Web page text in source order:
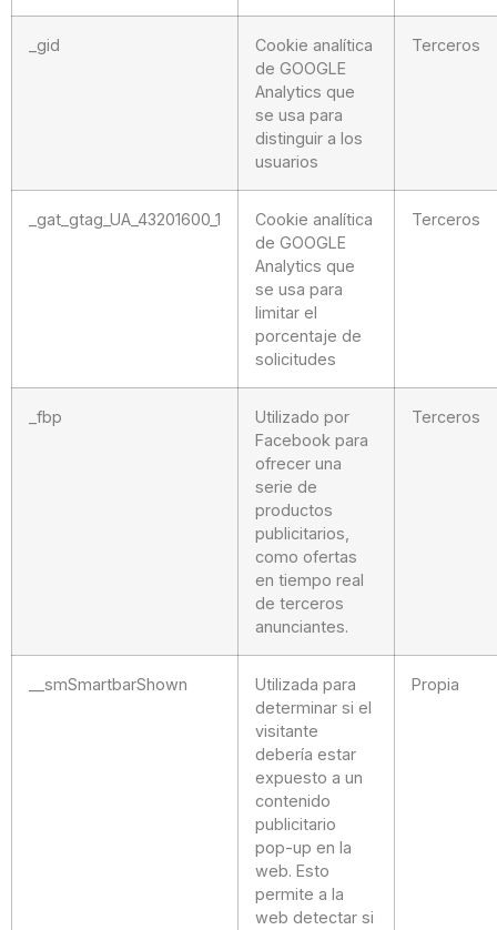
_gid
Cookie analítica
de GOOGLE
Analytics que
se usa para
distinguir a los
usuarios
Terceros
_gat_gtag_UA_43201600_1
Cookie analítica
de GOOGLE
Analytics que
se usa para
limitar el
porcentaje de
solicitudes
Terceros
_fbp
Utilizado por
Facebook para
ofrecer una
serie de
productos
publicitarios,
como ofertas
en tiempo real
de terceros
anunciantes.
Terceros
__smSmartbarShown
Utilizada para
determinar si el
visitante
debería estar
expuesto a un
contenido
publicitario
pop-up en la
web. Esto
permite a la
web detectar si
Propia